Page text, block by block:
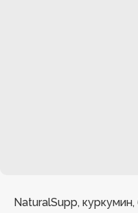
NaturalSupp, куркумин,